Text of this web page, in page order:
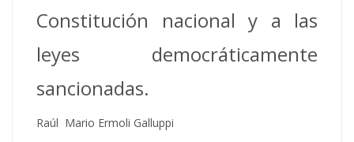
Constitución nacional y a las
leyes democráticamente
sancionadas.
Raúl Mario Ermoli Galluppi